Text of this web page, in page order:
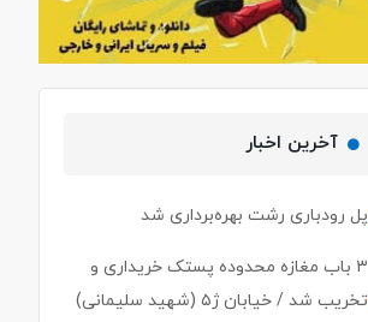
آخرین اخبار
پل رودباری رشت بهره‌برداری شد
۳ باب مغازه محدوده پستک خریداری و
تخریب شد / خیابان ژ۵ (شهید سلیمانی)